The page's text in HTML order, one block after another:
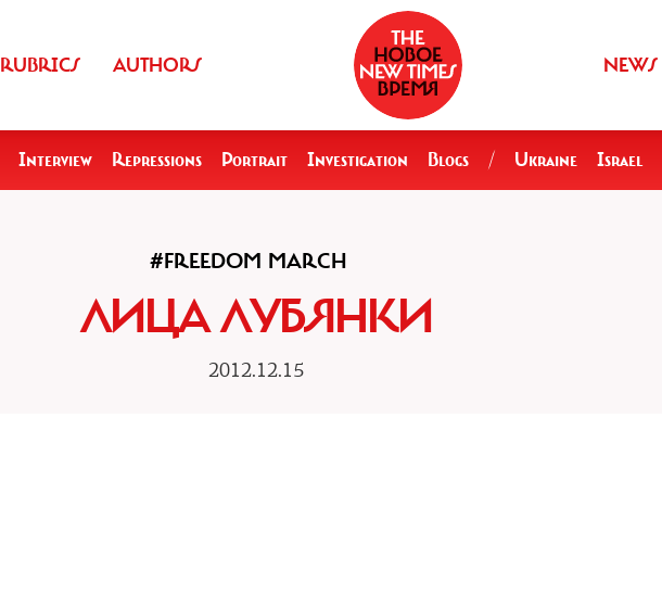
RUBRICS AUTHORS NEWS
Interview Repressions Portrait Investigation Blogs / Ukraine Israel
#FREEDOM MARCH
ЛИЦА ЛУБЯНКИ
2012.12.15